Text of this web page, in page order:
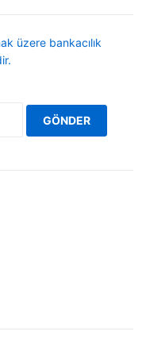
üzere bankacılık